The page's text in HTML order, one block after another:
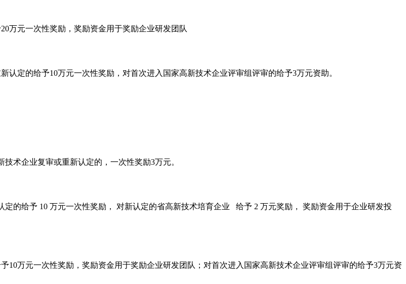
20万元一次性奖励，奖励资金用于奖励企业研发团队
认定的给予10万元一次性奖励，对首次进入国家高新技术企业评审组评审的给予3万元资助。
技术企业复审或重新认定的，一次性奖励3万元。
定的给予 10 万元一次性奖励， 对新认定的省高新技术培育企业 给予 2 万元奖励， 奖励资金用于企业研发投
10万元一次性奖励，奖励资金用于奖励企业研发团队；对首次进入国家高新技术企业评审组评审的给予3万元资